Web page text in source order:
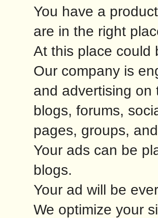
You have a
are in the right
At this place could
Our company is
and advertising on
blogs, forums,
pages, groups,
Your ads can be
blogs.
Your ad will be
We optimize your